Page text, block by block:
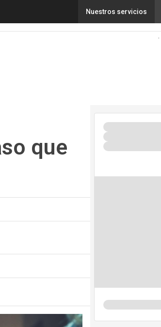
Nuestros servicios
el paso que necesitan las empresas
que